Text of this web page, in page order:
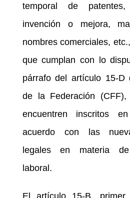
temporal de
invención o mejora,
nombres comerciales,
que cumplan con lo
párrafo del artículo 15-D
de la Federación
encuentren inscritos
acuerdo con las
legales en materia de
laboral.
El artículo 15-B,